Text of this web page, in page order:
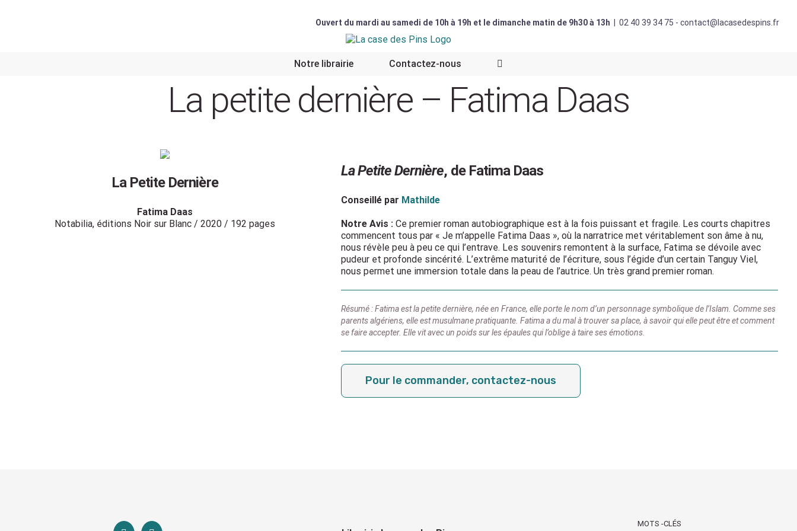
Ouvert du mardi au samedi de 10h à 19h et le dimanche matin de 9h30 à 13h 02 40 39 34 75 - contact@lacasedespins.fr
Notre librairie Contactez-nous
La petite dernière – Fatima Daas
La Petite Dernière
Fatima Daas
Notabilia, éditions Noir sur Blanc / 2020 / 192 pages
La Petite Dernière, de Fatima Daas
Conseillé par Mathilde
Notre Avis : Ce premier roman autobiographique est à la fois puissant et fragile. Les courts chapitres
commencent tous par « Je m’appelle Fatima Daas », où la narratrice met véritablement son âme à nu,
nous révèle peu à peu ce qui l’entrave. Les souvenirs remontent à la surface, Fatima se dévoile avec
pudeur et profonde sincérité. L’extrême maturité de l’écriture, sous l’égide d’un certain Tanguy Viel,
nous permet une immersion totale dans la peau de l’autrice. Un très grand premier roman.
Résumé : Fatima est la petite dernière, née en France, elle porte le nom d’un personnage symbolique de l’Islam. Comme ses
parents algériens, elle est musulmane pratiquante. Fatima a du mal à trouver sa place, à savoir qui elle peut être et comment
se faire accepter. Elle vit avec un poids sur les épaules qui l’oblige à taire ses émotions.
Pour le commander, contactez-nous
MOTS -CLÉS